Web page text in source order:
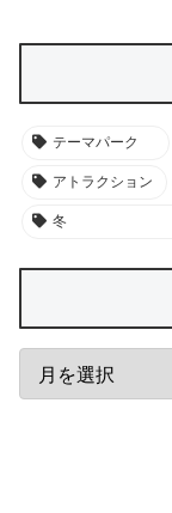
テーマパーク
アトラクション
冬